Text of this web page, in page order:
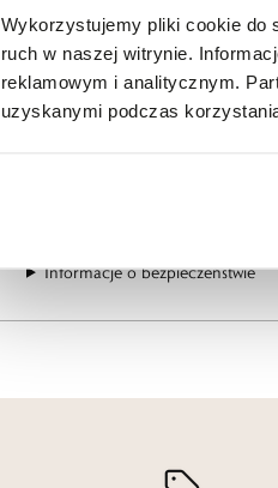
Wykorzystujemy pliki cookie do
ruch w naszej witrynie.
reklamowym i analitycznym.
uzyskanymi podczas
Dla mężczyzny
Rado Watch Co. Ltd.
Bielstrasse 45, 2543 Lengnau,
tel.: +41 32 655 61 11
Informacje o bezpieczeństwie